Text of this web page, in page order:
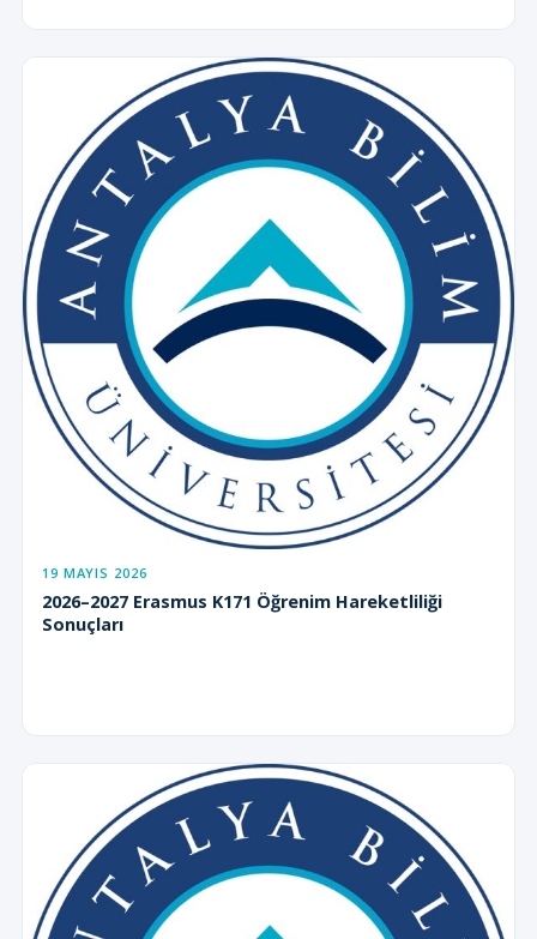
19 MAYIS 2026
2026–2027 Erasmus K171 Öğrenim Hareketliliği
Sonuçları